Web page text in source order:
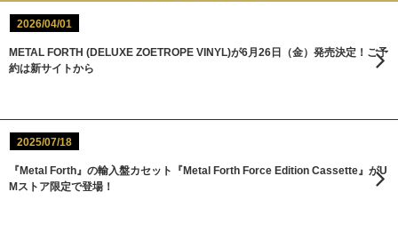
2026/04/01
METAL FORTH (DELUXE ZOETROPE VINYL)が6月26日（金）発売決定！ご予
約は新サイトから
2025/07/18
『Metal Forth』の輸入盤カセット『Metal Forth Force Edition Cassette』がU
Mストア限定で登場！